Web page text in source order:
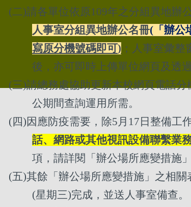
(二)請各單位依原109年之分組異地辦
人事室分組異地辦公名冊( 「辦
寫原分機號碼即可) ；人事室彙整
後，亦可即時上傳單位網頁及透
(三)請總務處協助更新本校網頁電話分
公期間查詢運用所需。
(四)因應防疫需要，除5月17日整備工
話、網路或其他視訊設備聯繫業
項，請詳閱「辦公場所應變措施
(五)其餘「辦公場所應變措施」之相
(星期三)完成，並送人事室備查。